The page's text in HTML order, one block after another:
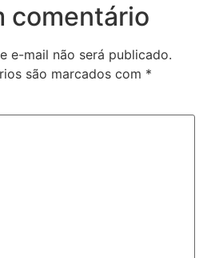
comentário
e-mail não será publicado.
são marcados com *